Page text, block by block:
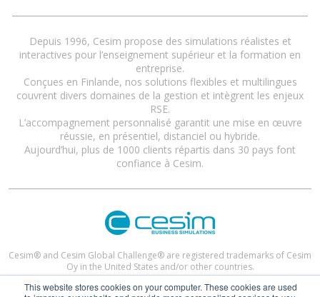
This website stores cookies on your computer. These cookies are used
Depuis 1996, Cesim propose des simulations réalistes et
interactives pour l’enseignement supérieur et la formation en
entreprise.
Conçues en Finlande, nos solutions flexibles et multilingues
couvrent divers domaines de la gestion et intègrent les enjeux
RSE.
L’accompagnement personnalisé garantit une mise en œuvre
réussie, en présentiel, distanciel ou hybride.
Aujourd’hui, plus de 1000 clients répartis dans 30 pays font
confiance à Cesim.
Cesim® and Cesim Global Challenge® are registered trademarks of Cesim
Oy in the United States and/or other countries.
Terms and Conditions|Privacy Policy